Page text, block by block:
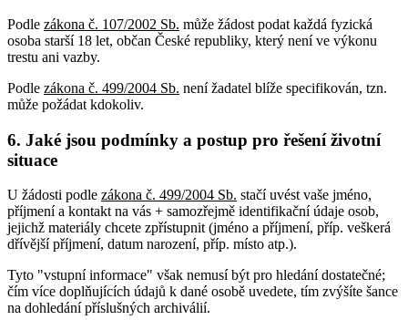
Podle zákona č. 107/2002 Sb. může žádost podat každá fyzická
osoba starší 18 let, občan České republiky, který není ve výkonu
trestu ani vazby.
Podle zákona č. 499/2004 Sb. není žadatel blíže specifikován, tzn.
může požádat kdokoliv.
6. Jaké jsou podmínky a postup pro řešení životní
situace
U žádosti podle zákona č. 499/2004 Sb. stačí uvést vaše jméno,
příjmení a kontakt na vás + samozřejmě identifikační údaje osob,
jejichž materiály chcete zpřístupnit (jméno a příjmení, příp. veškerá
dřívější příjmení, datum narození, příp. místo atp.).
Tyto "vstupní informace" však nemusí být pro hledání dostatečné;
čím více doplňujících údajů k dané osobě uvedete, tím zvýšíte šance
na dohledání příslušných archiválií.